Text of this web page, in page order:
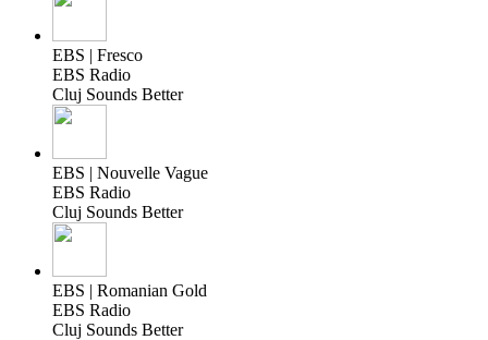
EBS | Fresco
EBS Radio
Cluj Sounds Better
EBS | Nouvelle Vague
EBS Radio
Cluj Sounds Better
EBS | Romanian Gold
EBS Radio
Cluj Sounds Better